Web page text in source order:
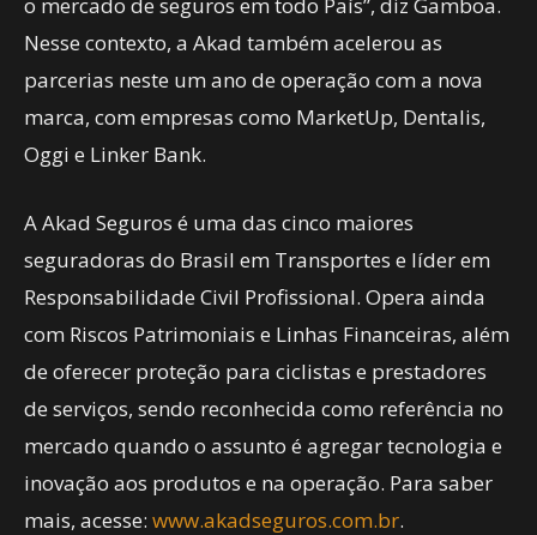
Nesse contexto, a Akad também acelerou as
parcerias neste um ano de operação com a nova
marca, com empresas como MarketUp, Dentalis,
Oggi e Linker Bank.
A Akad Seguros é uma das cinco maiores
seguradoras do Brasil em Transportes e líder em
Responsabilidade Civil Profissional. Opera ainda
com Riscos Patrimoniais e Linhas Financeiras, além
de oferecer proteção para ciclistas e prestadores
de serviços, sendo reconhecida como referência no
mercado quando o assunto é agregar tecnologia e
inovação aos produtos e na operação. Para saber
mais, acesse: www.akadseguros.com.br.